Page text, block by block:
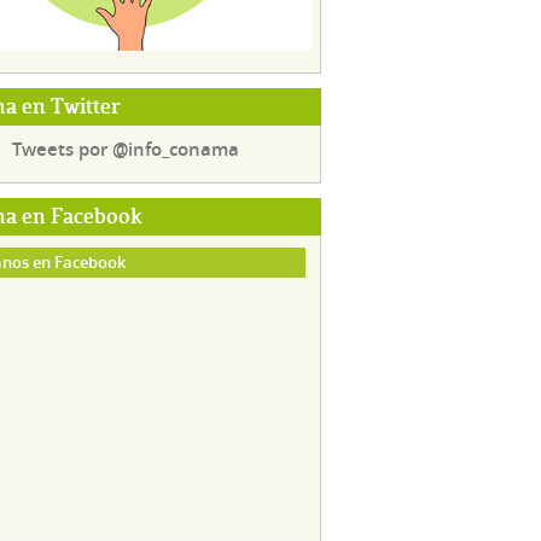
en Twitter
Tweets por @info_conama
en Facebook
en Facebook